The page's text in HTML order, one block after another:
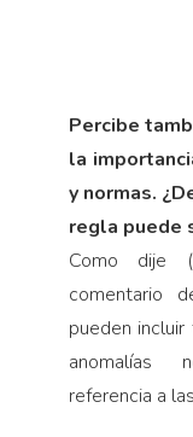
Percibe
la
y normas.
regla puede
Como dije
comentario
pueden
anomalías
referencia a